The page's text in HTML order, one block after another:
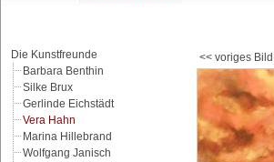
Die Kunstfreunde
Barbara Benthin
Silke Brux
Gerlinde Eichstädt
Vera Hahn
Marina Hillebrand
Wolfgang Janisch
<< voriges Bild